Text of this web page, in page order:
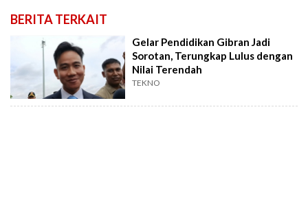
BERITA TERKAIT
Gelar Pendidikan Gibran Jadi
Sorotan, Terungkap Lulus dengan
Nilai Terendah
TEKNO